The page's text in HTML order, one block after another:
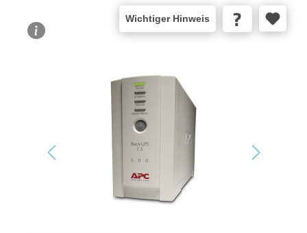
Wichtiger Hinweis